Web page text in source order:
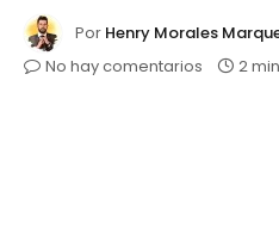
Por Henry Morales
No hay comentarios
2